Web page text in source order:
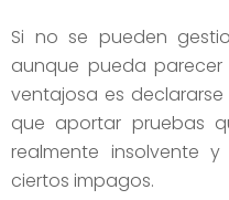
Si no se pueden
aunque pueda
ventajosa es
que aportar pruebas
realmente insolvente
ciertos impagos.